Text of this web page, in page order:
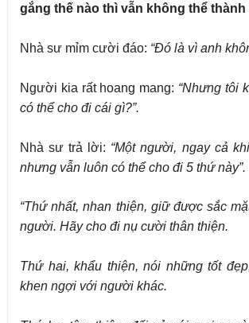
gắng thế nào thì vẫn không thể thành
Nhà sư mỉm cười đáo: “Đó là vì anh
Người kia rất hoang mang: “Nhưng tôi
có thể cho đi cái gì?”.
Nhà sư trả lời: “Một người, ngay cả
nhưng vẫn luôn có thể cho đi 5 thứ này”.
“Thứ nhất, nhan thiện, giữ được sắc
người. Hãy cho đi nụ cười thân thiện.
Thứ hai, khẩu thiện, nói những tốt
khen ngợi với người khác.